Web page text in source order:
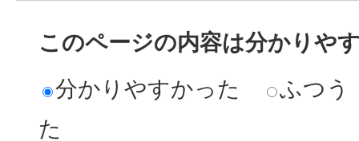
このページの内容は分かりや
分かりやすかった
ふつう
た